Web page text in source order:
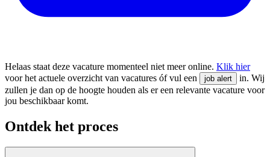
Helaas staat deze vacature momenteel niet meer online. Klik hier
voor het actuele overzicht van vacatures óf vul een
job alert
in. Wij
zullen je dan op de hoogte houden als er een relevante vacature voor
jou beschikbaar komt.
Ontdek het proces